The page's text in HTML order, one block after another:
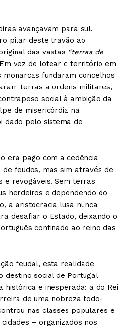
avançavam para sul,
pilar deste travão ao
das vastas “terras de
vez de lotear o território em
monarcas fundaram concelhos
terras a ordens militares,
social à ambição da
de misericórdia na
dado pelo sistema de
era pago com a cedência
feudos, mas sim através de
e revogáveis. Sem terras
herdeiros e dependendo do
a aristocracia lusa nunca
desafiar o Estado, deixando o
confinado ao reino das
feudal, esta realidade
destino social de Portugal
histórica e inesperada: a do Rei
de uma nobreza todo-
nas classes populares e
– organizados nos